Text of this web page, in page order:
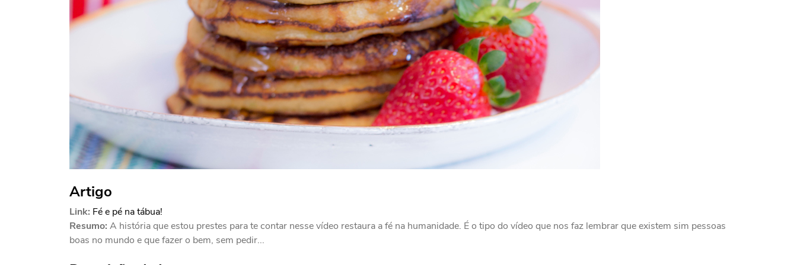
Artigo
Link: Fé e pé na tábua!
Resumo: A história que estou prestes para te contar nesse vídeo restaura a fé na humanidade. É o tipo do vídeo que nos faz lembrar que existem sim pessoas
boas no mundo e que fazer o bem, sem pedir...